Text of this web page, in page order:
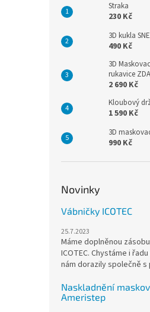
Straka
230 Kč
3D kukla
490 Kč
3D
rukavice
2 690 Kč
Kloubový
1 590 Kč
3D
990 Kč
Novinky
Vábničky ICOTEC
25.7.2023
Máme doplněnou
ICOTEC. Chystáme i
nám dorazily společně s
Naskladnění
Ameristep